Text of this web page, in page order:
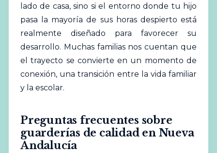
lado de casa, sino si el entorno donde tu hijo
pasa la mayoría de sus horas despierto está
realmente diseñado para favorecer su
desarrollo. Muchas familias nos cuentan que
el trayecto se convierte en un momento de
conexión, una transición entre la vida familiar
y la escolar.
Preguntas frecuentes sobre
guarderías de calidad en Nueva
Andalucía